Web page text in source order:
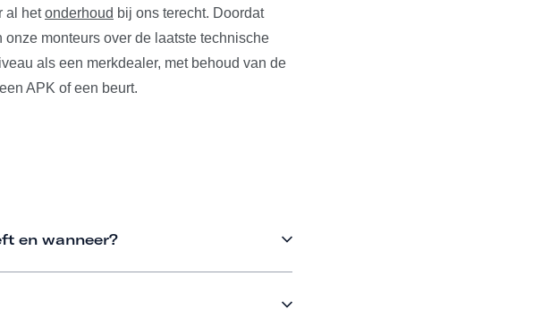
al hetonderhoud bij ons terecht. Doordat
monteurs over de laatste technische
als een merkdealer, met behoud van de
APK of een beurt.
en wanneer?